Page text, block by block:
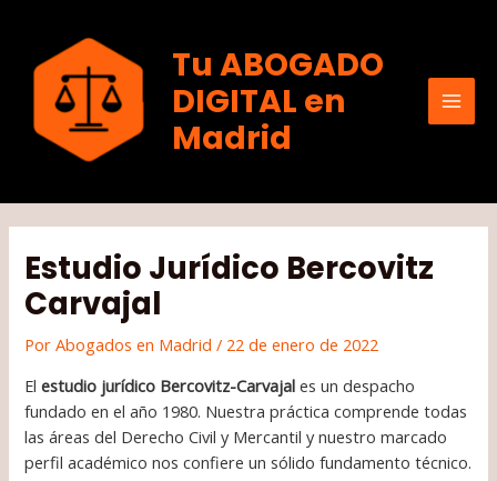
contenido
Tu ABOGADO
DIGITAL en
Madrid
Estudio Jurídico Bercovitz
Carvajal
PorAbogados en Madrid/ 22 de enero de 2022
Elestudio jurídico Bercovitz-Carvajal es un despacho
fundado en el año 1980. Nuestra práctica comprende todas
las áreas del Derecho Civil y Mercantil y nuestro marcado
perfil académico nos confiere un sólido fundamento técnico.